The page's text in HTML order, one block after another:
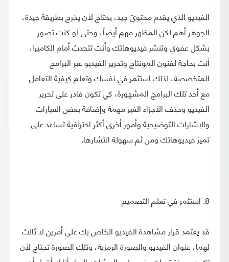
الفيديو الذي يقدم محتوىً جيد، يحتاج لأن يخرج بطريقة جيدة،
الجوهر أهم لكن المظهر مهم أيضاً، وحتى لو كنت تصور
بشكل عفوي وتنشر فيديوهاتك وأنت تتحدث أمام الكاميرا،
أنت بحاجة لفنون المونتاج وتحرير الفيديو عبر البرامج
المتخصصة، لذلك استثمر في نفسك وتعلم كيفية التعامل
مع أحد تلك البرامج المشهورة، كي تكون قادر على تحرير
الفيديو وحذف الأجزاء الغير مهمة وإضافة بعض العبارات
والإشارات التوضيحية وأمور أخرى أكثر احترافية تساعد على
تميز فيديوهاتك ومن ثم سهولة انتشارها.
8. استثمر في تعلم التصميم
قد يعتمد قرار مشاهدة الفيديو الخاص بك على أمرين لا ثالث
لهما، عنوان الفيديو والصورة الرمزية، وتلك الصورة تحتاج لأن